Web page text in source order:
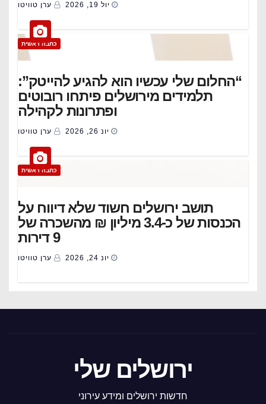
יול 19, 2026 ערן טוויטו
כתבה ראשית
“החלום שלי עכשיו הוא להגיע להייטק”:
תלמידים מירושלים פיתחו רובוטים
ופתרונות לקהילה
יונ 26, 2026 ערן טוויטו
כתבה ראשית
תושב ירושלים חשוד שלא דיווח על
הכנסות של כ-3.4 מיליון ₪ מהשכרה של
9 דירות
יונ 24, 2026 ערן טוויטו
ירושלים שלי
חדשות ירושלים ומידע עירוני